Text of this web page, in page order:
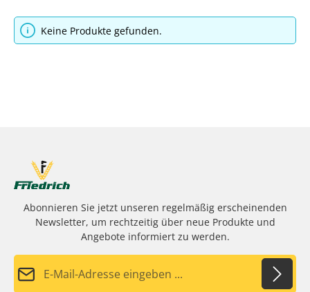
Keine Produkte gefunden.
Abonnieren Sie jetzt unseren regelmäßig erscheinenden
Newsletter, um rechtzeitig über neue Produkte und
Angebote informiert zu werden.
E-Mail-Adresse*